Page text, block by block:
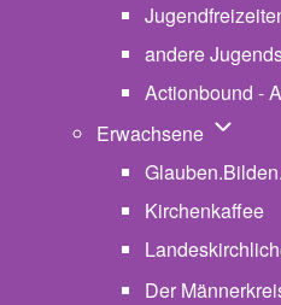
andere
Actionbound -
Erwachsene
Kirchenkaffee
Der